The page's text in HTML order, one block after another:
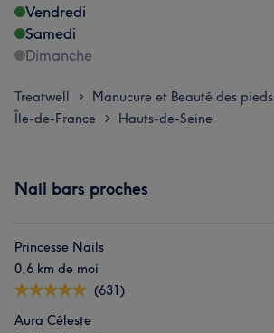
Vendredi
Samedi
Dimanche
Treatwell > Manucure et Beauté des pieds
Île-de-France > Hauts-de-Seine
Nail bars proches
Princesse Nails
0,6 km de moi
(631)
Aura Céleste